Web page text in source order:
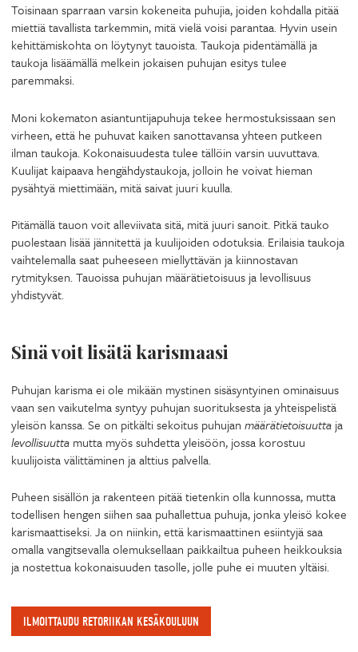
Toisinaan sparraan varsin kokeneita puhujia, joiden kohdalla pitää
miettiä tavallista tarkemmin, mitä vielä voisi parantaa. Hyvin usein
kehittämiskohta on löytynyt tauoista. Taukoja pidentämällä ja
taukoja lisäämällä melkein jokaisen puhujan esitys tulee
paremmaksi.
Moni kokematon asiantuntijapuhuja tekee hermostuksissaan sen
virheen, että he puhuvat kaiken sanottavansa yhteen putkeen
ilman taukoja. Kokonaisuudesta tulee tällöin varsin uuvuttava.
Kuulijat kaipaava hengähdystaukoja, jolloin he voivat hieman
pysähtyä miettimään, mitä saivat juuri kuulla.
Pitämällä tauon voit alleviivata sitä, mitä juuri sanoit. Pitkä tauko
puolestaan lisää jännitettä ja kuulijoiden odotuksia. Erilaisia taukoja
vaihtelemalla saat puheeseen miellyttävän ja kiinnostavan
rytmityksen. Tauoissa puhujan määrätietoisuus ja levollisuus
yhdistyvät.
Sinä voit lisätä karismaasi
Puhujan karisma ei ole mikään mystinen sisäsyntyinen ominaisuus
vaan sen vaikutelma syntyy puhujan suorituksesta ja yhteispelistä
yleisön kanssa. Se on pitkälti sekoitus puhujan määrätietoisuutta ja
levollisuutta mutta myös suhdetta yleisöön, jossa korostuu
kuulijoista välittäminen ja alttius palvella.
Puheen sisällön ja rakenteen pitää tietenkin olla kunnossa, mutta
todellisen hengen siihen saa puhallettua puhuja, jonka yleisö kokee
karismaattiseksi. Ja on niinkin, että karismaattinen esiintyjä saa
omalla vangitsevalla olemuksellaan paikkailtua puheen heikkouksia
ja nostettua kokonaisuuden tasolle, jolle puhe ei muuten yltäisi.
ILMOITTAUDU RETORIIKAN KESÄKOULUUN